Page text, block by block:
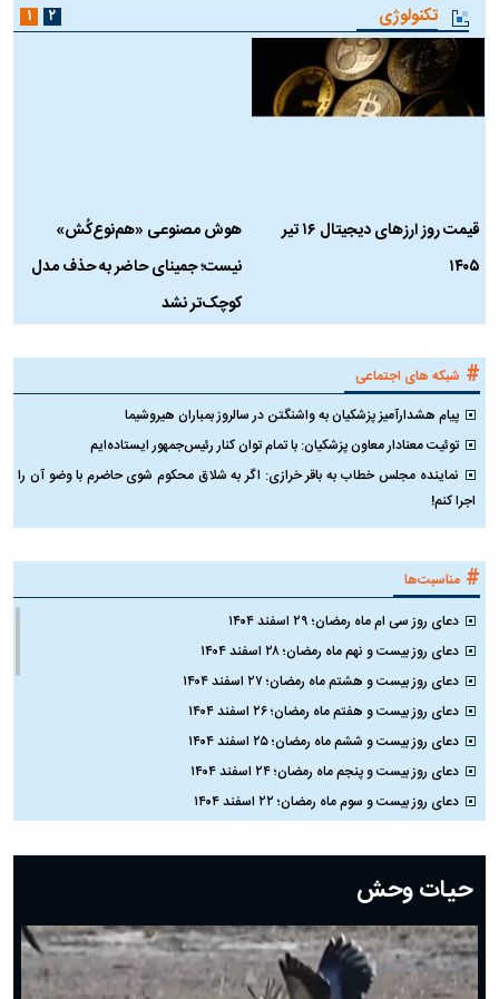
تکنولوژی
قیمت روز ارز‌های دیجیتال ۱۶ تیر
۱۴۰۵
هوش مصنوعی «هم‌نوع‌کُش»
نیست؛ جمینای حاضر به حذف مدل
کوچک‌تر نشد
۱ ۲
# شبکه های اجتماعی
پیام هشدارآمیز پزشکیان به واشنگتن در سالروز بمباران هیروشیما
توئیت معنادار معاون پزشکیان: با تمام توان کنار رئیس‌جمهور ایستاده‌ایم
نماینده مجلس خطاب به باقر خرازی: اگر به شلاق محکوم شوی حاضرم با وضو آن را
اجرا کنم!
# مناسبت‌ها
دعای روز سی ام ماه رمضان؛ ۲۹ اسفند ۱۴۰۴
دعای روز بیست و نهم ماه رمضان؛ ۲۸ اسفند ۱۴۰۴
دعای روز بیست و هشتم ماه رمضان؛ ۲۷ اسفند ۱۴۰۴
دعای روز بیست و هفتم ماه رمضان؛ ۲۶ اسفند ۱۴۰۴
دعای روز بیست و ششم ماه رمضان؛ ۲۵ اسفند ۱۴۰۴
دعای روز بیست و پنجم ماه رمضان؛ ۲۴ اسفند ۱۴۰۴
دعای روز بیست و سوم ماه رمضان؛ ۲۲ اسفند ۱۴۰۴
دعای روز بیستم ماه رمضان؛ ۱۹ اسفند ۱۴۰۴
دعای روز هشتم ماه مبارک رمضان؛ ۷ اسفند ماه ۱۴۰۴
دعای روز هفتم ماه رمضان؛ ۶ اسفند ۱۴۰۴
دعای روز ششم ماه رمضان؛ ۵ اسفند ۱۴۰۴
دعای روز پنجم ماه رمضان؛ ۴ اسفند ۱۴۰۴
حیات وحش